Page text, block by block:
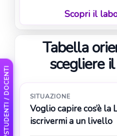
Scopri il
Tabella
scegliere
SITUAZIONE
Voglio capire cos’è la
iscrivermi a un livello
Stiamo
STUDENTI / DOCENTI